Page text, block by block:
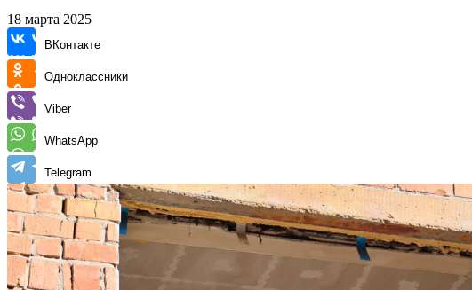
18 марта 2025
ВКонтакте
Одноклассники
Viber
WhatsApp
Telegram